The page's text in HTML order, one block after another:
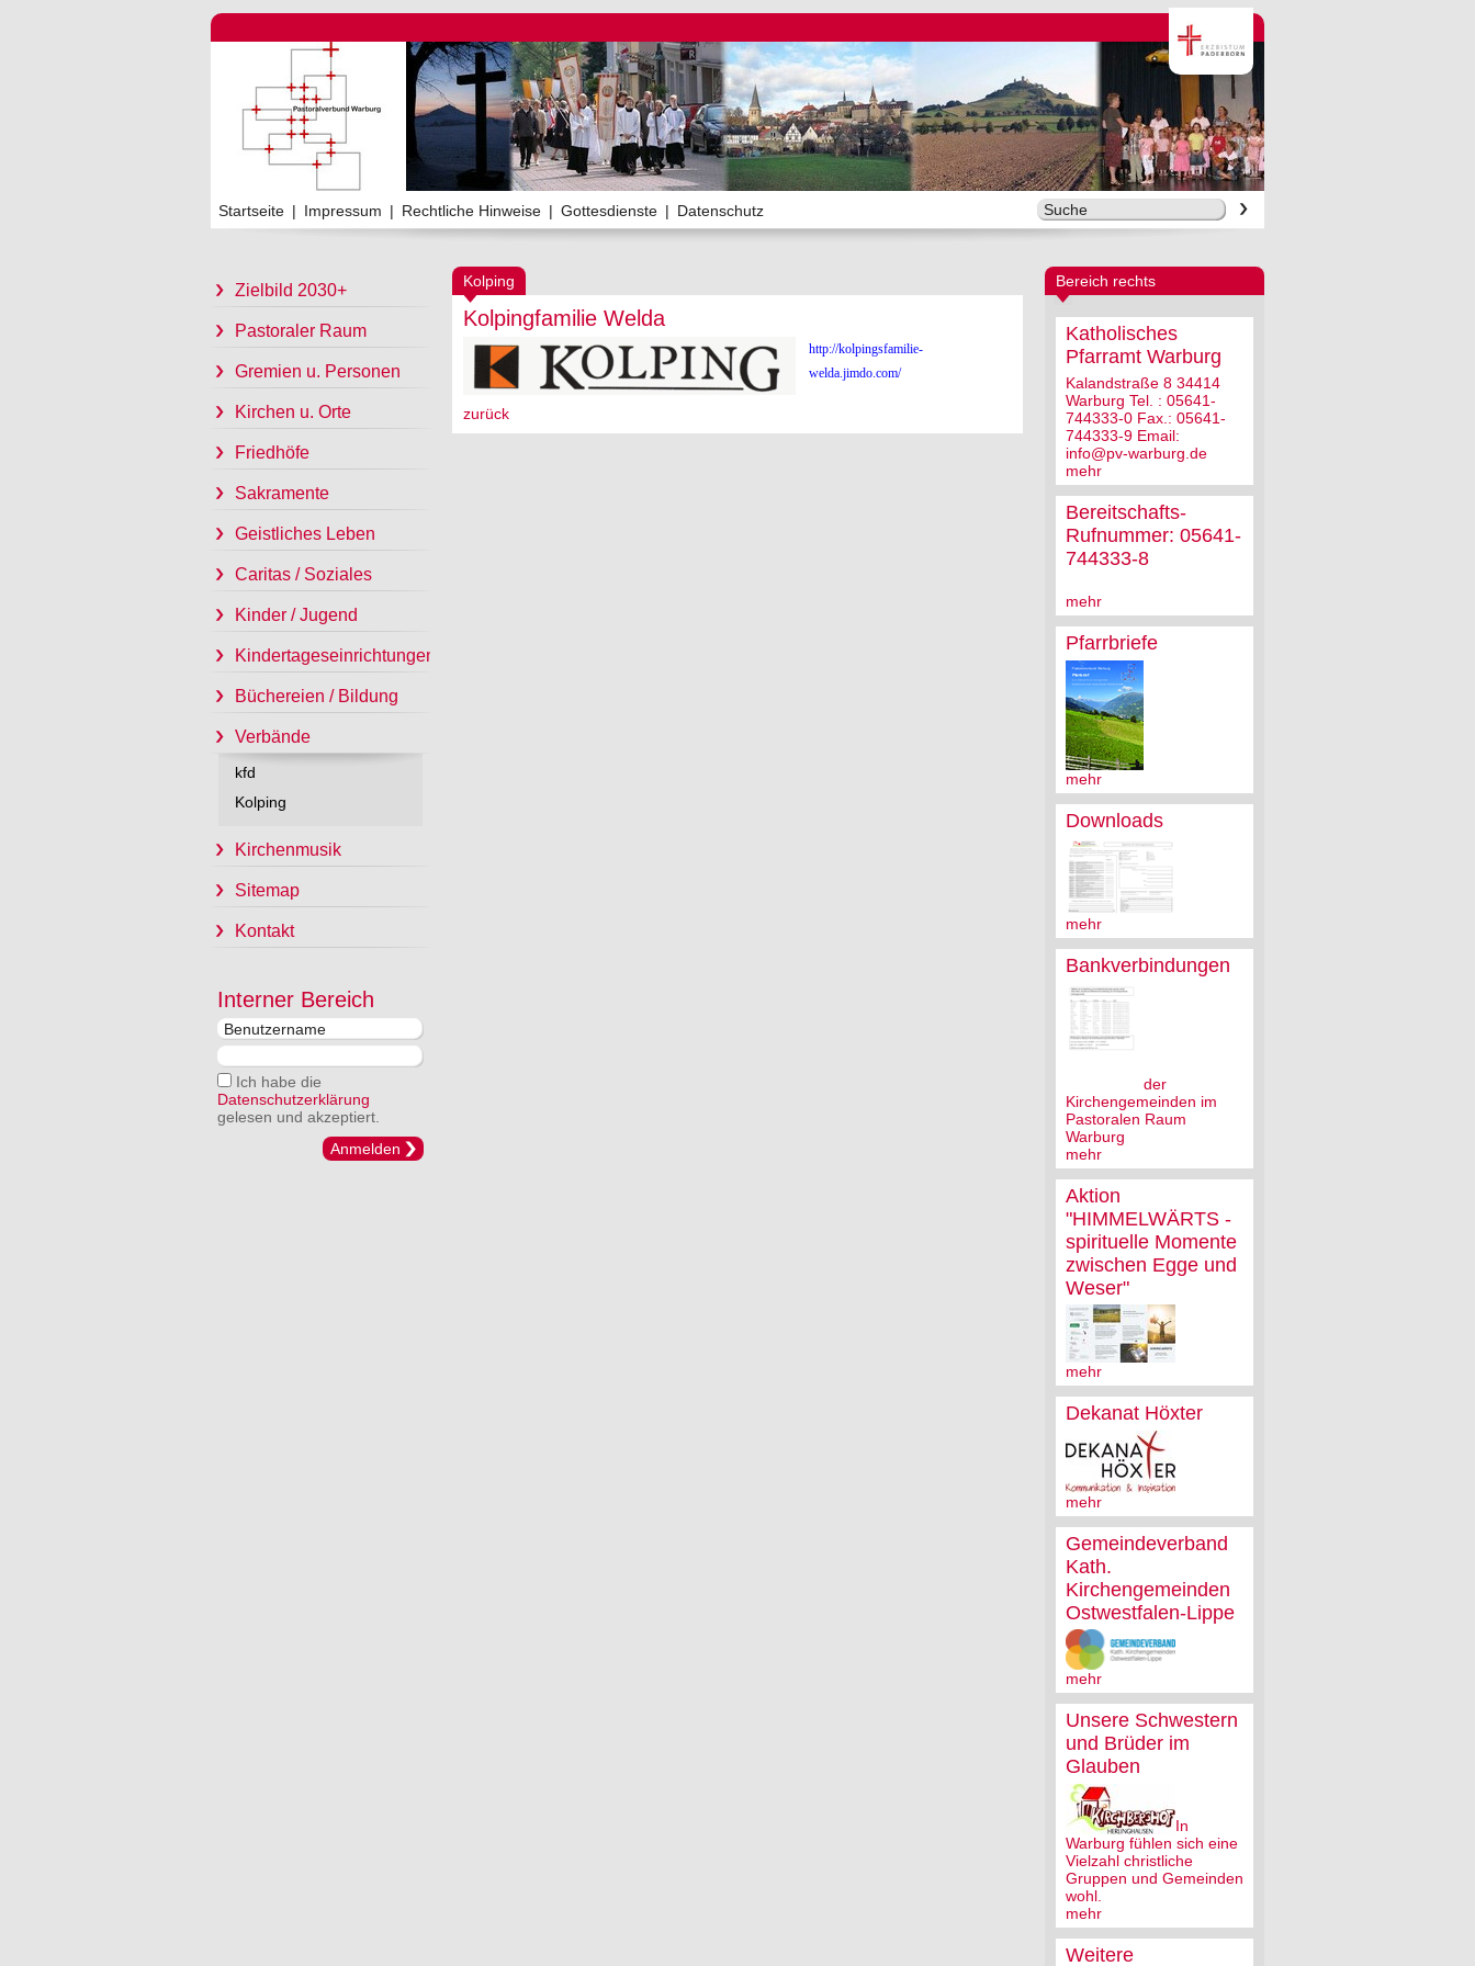
Startseite | Impressum | Rechtliche Hinweise | Gottesdienste | Datenschutz
Zielbild 2030+
Pastoraler Raum
Gremien u. Personen
Kirchen u. Orte
Friedhöfe
Sakramente
Geistliches Leben
Caritas / Soziales
Kinder / Jugend
Kindertageseinrichtungen
Büchereien / Bildung
Verbände
kfd
Kolping
Kirchenmusik
Sitemap
Kontakt
Interner Bereich
Ich habe die
Datenschutzerklärung
gelesen und akzeptiert.
Anmelden
Bereich rechts
Katholisches
Pfarramt Warburg
Kalandstraße 8 34414
Warburg Tel. : 05641-
744333-0 Fax.: 05641-
744333-9 Email:
info@pv-warburg.de
mehr
Bereitschafts-
Rufnummer: 05641-
744333-8
mehr
Pfarrbriefe
mehr
Downloads
mehr
Bankverbindungen
der
Kirchengemeinden im
Pastoralen Raum
Warburg
mehr
Aktion
"HIMMELWÄRTS -
spirituelle Momente
zwischen Egge und
Weser"
mehr
Dekanat Höxter
mehr
Gemeindeverband
Kath.
Kirchengemeinden
Ostwestfalen-Lippe
mehr
Unsere Schwestern
und Brüder im
Glauben
In
Warburg fühlen sich eine
Vielzahl christliche
Gruppen und Gemeinden
wohl.
mehr
Weitere
Kolping
Kolpingfamilie Welda
http://kolpingsfamilie-
welda.jimdo.com/
zurück